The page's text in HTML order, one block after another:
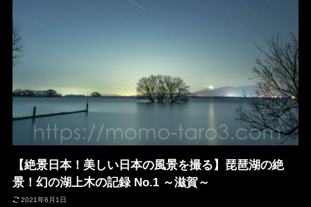
【絶景日本！美しい日本の風景を撮る】琵琶湖の絶
景！幻の湖上木の記録 No.1 ～滋賀～
2021年6月1日